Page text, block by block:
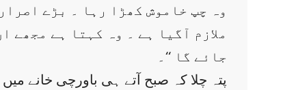
وہ چپ خاموش کھڑا رہا ۔ بڑے
ملازم آگیا ہے ۔ وہ کہتا ہے
جائے گا ‘‘۔
پتہ چلا کہ صبح آتے ہی باورچی خانے